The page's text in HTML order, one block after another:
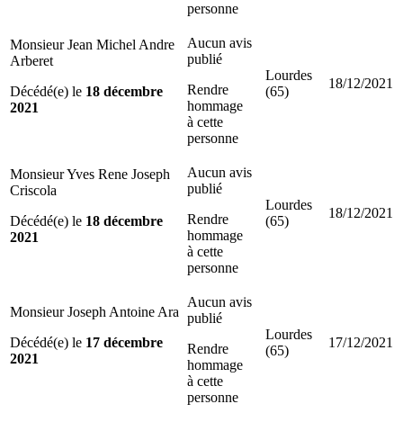
personne
Monsieur Jean Michel Andre
Arberet
Décédé(e) le 18 décembre
2021
Aucun avis
publié
Rendre
hommage
à cette
personne
Lourdes
(65)
18/12/2021
Monsieur Yves Rene Joseph
Criscola
Décédé(e) le 18 décembre
2021
Aucun avis
publié
Rendre
hommage
à cette
personne
Lourdes
(65)
18/12/2021
Monsieur Joseph Antoine Ara
Décédé(e) le 17 décembre
2021
Aucun avis
publié
Rendre
hommage
à cette
personne
Lourdes
(65)
17/12/2021